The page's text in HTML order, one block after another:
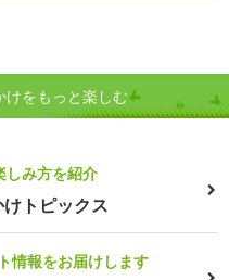
けをもっと楽しむ
しみ方を紹介
トピックス
情報をお届けします